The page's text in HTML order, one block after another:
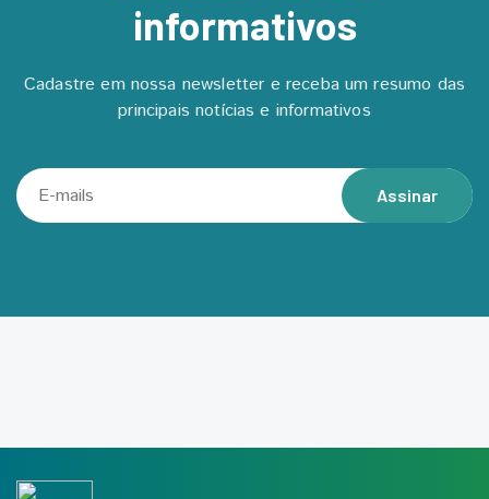
informativos
Cadastre em nossa newsletter e receba um resumo das
principais notícias e informativos
Assinar